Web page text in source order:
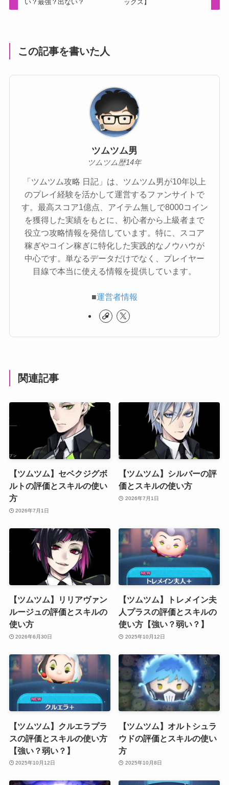
い？最強？出ない？ ックス】
この記事を書いた人
ツムツム男
ツムツム歴14年
「ツムツム攻略 日記」は、ツムツム男が10年以上
のプレイ経験を活かして運営するファンサイトで
す。最高スコア1億点、アイテム無しで8000コイン
を獲得した実績をもとに、初心者から上級者まで
役立つ攻略情報を発信しています。特に、スコア
稼ぎやコイン稼ぎに特化した実践的なノウハウが
中心です。単なるデータだけでなく、プレイヤー
目線で本当に使える情報を提供しています。
■運営者情報
関連記事
【ツムツム】セベクジグボ
ルトの評価とスキルの使い
方
2026年7月1日
【ツムツム】シルバーの評
価とスキルの使い方
2026年7月1日
【ツムツム】リリアヴァン
ルージュの評価とスキルの
使い方
2026年6月30日
【ツムツム】トレメイン夫
人プラスの評価とスキルの
使い方【強い？弱い？】
2025年10月12日
【ツムツム】クルエラプラ
スの評価とスキルの使い方
【強い？弱い？】
2025年10月12日
【ツムツム】オルトシュラ
ウドの評価とスキルの使い
方
2025年10月8日